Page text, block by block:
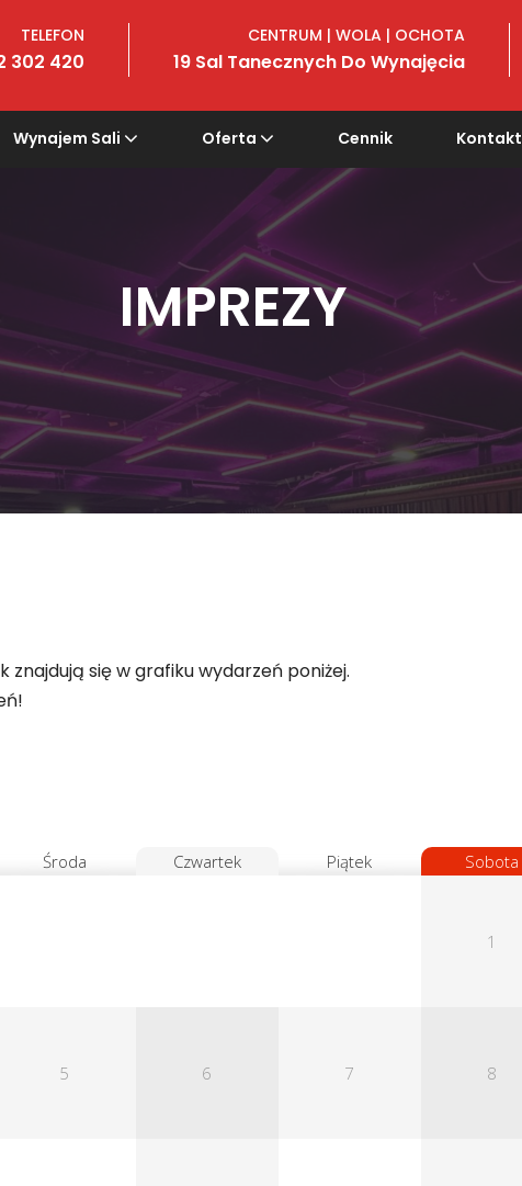
TELEFON
302 420
CENTRUM | WOLA | OCHOTA
19 Sal Tanecznych Do Wynajęcia
Wynajem Sali Oferta Cennik Kontakt
IMPREZY
się w grafiku wydarzeń poniżej.